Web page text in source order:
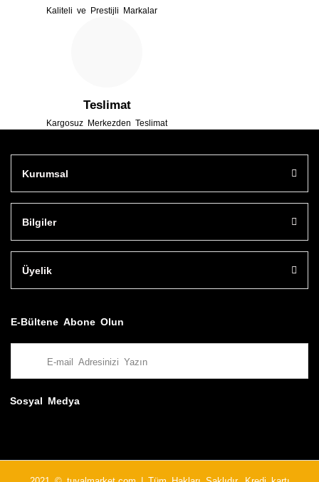
Kaliteli ve Prestijli Markalar
Teslimat
Kargosuz Merkezden Teslimat
Kurumsal
Bilgiler
Üyelik
E-Bültene Abone Olun
Sosyal Medya
2021 © tuvalmarket.com | Tüm Hakları Saklıdır. Kredi kartı